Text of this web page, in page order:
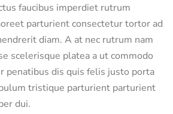
faucibus imperdiet rutrum
parturient consectetur tortor ad
diam. A at nec rutrum nam
scelerisque platea a ut commodo
penatibus dis quis felis justo porta
tristique parturient parturient
dui.